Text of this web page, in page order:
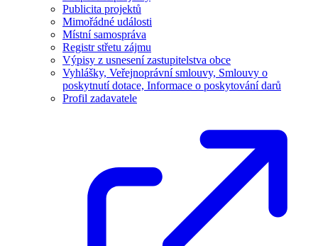
Publicita projektů
Mimořádné události
Místní samospráva
Registr střetu zájmu
Výpisy z usnesení zastupitelstva obce
Vyhlášky, Veřejnoprávní smlouvy, Smlouvy o
poskytnutí dotace, Informace o poskytování darů
Profil zadavatele